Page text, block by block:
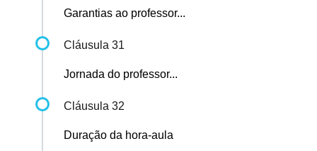
Garantias ao professor...
Cláusula 31
Jornada do professor...
Cláusula 32
Duração da hora-aula